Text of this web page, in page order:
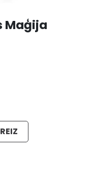
Maģija